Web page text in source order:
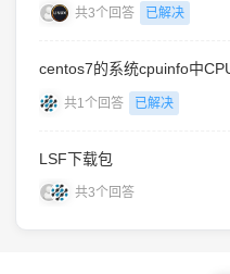
共3个回答 已解决
centos7的系统cpuinfo中
共1个回答 已解决
LSF下载包
共3个回答